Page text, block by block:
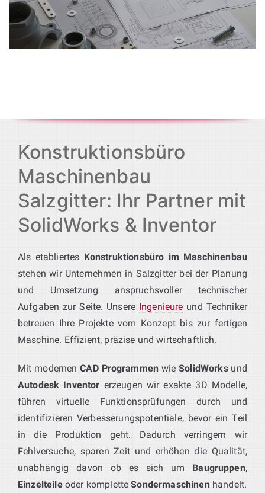
Konstruktionsbüro
Maschinenbau
Salzgitter: Ihr Partner mit
SolidWorks & Inventor
Als etabliertes Konstruktionsbüro im Maschinenbau
stehen wir Unternehmen in Salzgitter bei der Planung
und Umsetzung anspruchsvoller technischer
Aufgaben zur Seite. Unsere Ingenieure und Techniker
betreuen Ihre Projekte vom Konzept bis zur fertigen
Maschine. Effizient, präzise und wirtschaftlich.
Mit modernenCAD Programmen wieSolidWorksund
Autodesk Inventor erzeugen wir exakte 3D Modelle,
führen virtuelle Funktionsprüfungen durch und
identifizieren Verbesserungspotentiale, bevor ein Teil
in die Produktion geht. Dadurch verringern wir
Fehlversuche, sparen Zeit und erhöhen die Qualität,
unabhängig davon ob es sich um Baugruppen,
Einzelteileoder kompletteSondermaschinenhandelt.